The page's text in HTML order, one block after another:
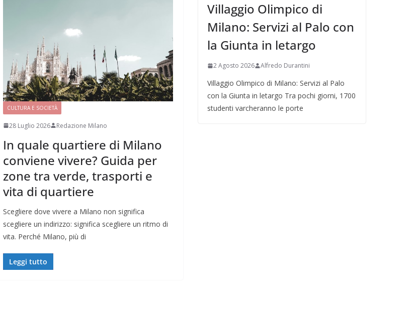
CULTURA E SOCIETÀ
28 Luglio 2026 Redazione Milano
In quale quartiere di Milano
conviene vivere? Guida per
zone tra verde, trasporti e
vita di quartiere
Scegliere dove vivere a Milano non significa
scegliere un indirizzo: significa scegliere un ritmo di
vita. Perché Milano, più di
Leggi tutto
Villaggio Olimpico di
Milano: Servizi al Palo con
la Giunta in letargo
2 Agosto 2026 Alfredo Durantini
Villaggio Olimpico di Milano: Servizi al Palo
con la Giunta in letargo Tra pochi giorni, 1700
studenti varcheranno le porte